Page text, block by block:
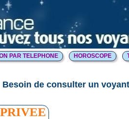
PAR TELEPHONE HOROSCOPE
Besoin de consulter un